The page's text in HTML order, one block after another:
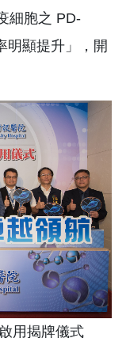
細胞之 PD-
明顯提升」，開
用揭牌儀式